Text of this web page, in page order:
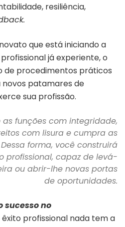
resiliência,
que está iniciando a
já experiente, o
de procedimentos práticos
novos patamares de
sua profissão.
as funções com integridade,
com lisura e cumpra as
forma, você construirá
profissional, capaz de levá-
ou abrir-lhe novas portas
de oportunidades.
sucesso no
profissional nada tem a